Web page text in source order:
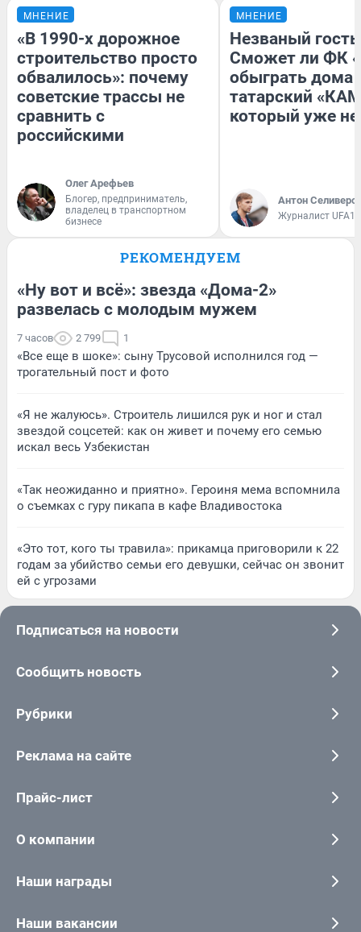
МНЕНИЕ
«В 1990-х дорожное
строительство просто
обвалилось»: почему
советские трассы не
сравнить с
российскими
Олег Арефьев
Блогер, предприниматель,
владелец в транспортном
бизнесе
МНЕНИЕ
Незваный
Сможет ли ФК
обыграть дома
татарский
который уже не
Антон
Журналист
РЕКОМЕНДУЕМ
«Ну вот и всё»: звезда «Дома-2»
развелась с молодым мужем
7 часов 2 799 1
«Все еще в шоке»: сыну Трусовой исполнился год —
трогательный пост и фото
«Я не жалуюсь». Строитель лишился рук и ног и стал
звездой соцсетей: как он живет и почему его семью
искал весь Узбекистан
«Так неожиданно и приятно». Героиня мема вспомнила
о съемках с гуру пикапа в кафе Владивостока
«Это тот, кого ты травила»: прикамца приговорили к 22
годам за убийство семьи его девушки, сейчас он звонит
ей с угрозами
Подписаться на новости
Сообщить новость
Рубрики
Реклама на сайте
Прайс-лист
О компании
Наши награды
Наши вакансии